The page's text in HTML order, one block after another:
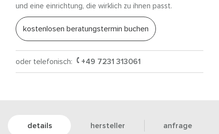
und eine einrichtung, die wirklich zu ihnen passt.
kostenlosen beratungstermin buchen
oder telefonisch: +49 7231 313061
details hersteller anfrage